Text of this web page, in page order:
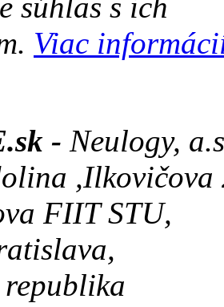
súhlas s ich
Viac
- Neulogy,
,Ilkovičova
FIIT STU,
republika